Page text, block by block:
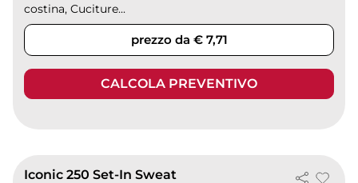
costina, Cuciture...
prezzo da € 7,71
CALCOLA PREVENTIVO
Iconic 250 Set-In Sweat